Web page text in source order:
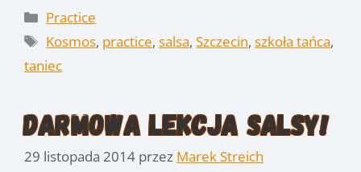
Kategorie
Practice
Tagi
Kosmos, practice,salsa,Szczecin,szkoła tańca,
taniec
Darmowa lekcja Salsy!
29 listopada 2014 przez Marek Streich